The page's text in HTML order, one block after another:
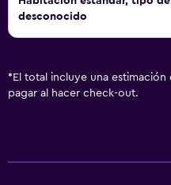
desconocido
* El total incluye una estimación
pagar al hacer check-out.